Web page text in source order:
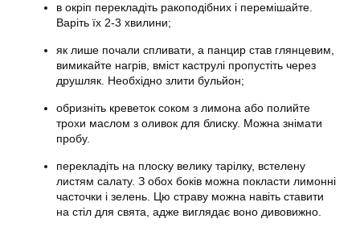
в окріп перекладіть ракоподібних і перемішайте.
Варіть їх 2-3 хвилини;
як лише почали спливати, а панцир став глянцевим,
вимикайте нагрів, вміст каструлі пропустіть через
друшляк. Необхідно злити бульйон;
обризніть креветок соком з лимона або полийте
трохи маслом з оливок для блиску. Можна знімати
пробу.
перекладіть на плоску велику тарілку, встелену
листям салату. З обох боків можна покласти лимонні
часточки і зелень. Цю страву можна навіть ставити
на стіл для свята, адже виглядає воно дивовижно.